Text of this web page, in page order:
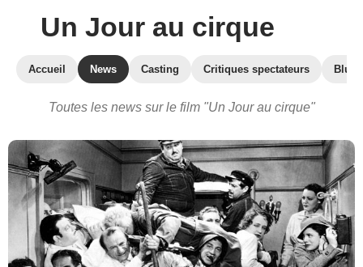
Un Jour au cirque
Accueil News Casting Critiques spectateurs Blu-
Toutes les news sur le film "Un Jour au cirque"